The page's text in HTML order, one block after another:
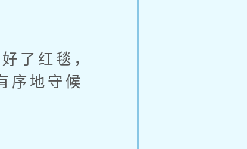
了红毯，
序地守候